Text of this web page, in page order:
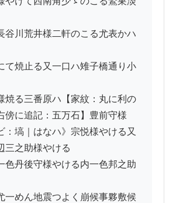
谷川荒井様二軒のこる尤表かハ
て焼止る又一口ハ雉子橋通り小
焼る三番原ハ【家紋：丸に利の
傍に追記：五万石】豊前守様
：塙｜はなハ》宗悦様やける又
三之助様やける
色丹後守様やける内一色邦之助
一めん地震つよく崩候事夥敷候